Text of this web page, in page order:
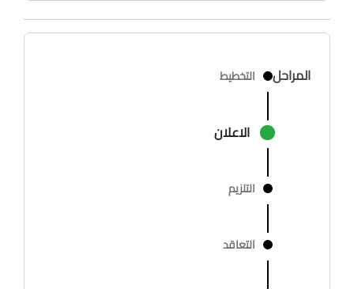
المراحل التخطيط
الاعلان
التلزيم
التعاقد